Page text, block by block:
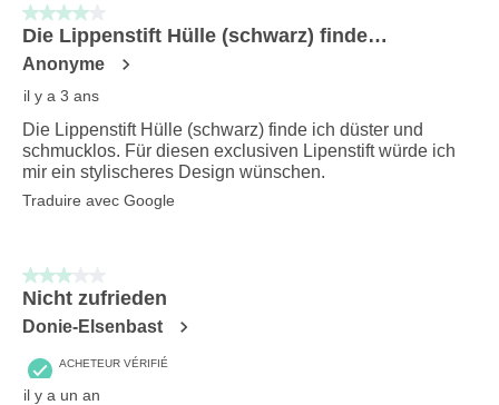
4 sur 5 étoiles.
Die Lippenstift Hülle (schwarz) finde…
Anonyme
il y a 3 ans
Die Lippenstift Hülle (schwarz) finde ich düster und
schmucklos. Für diesen exclusiven Lipenstift würde ich
mir ein stylischeres Design wünschen.
Traduire avec Google
3 sur 5 étoiles.
Nicht zufrieden
Donie-Elsenbast
ACHETEUR VÉRIFIÉ
il y a un an